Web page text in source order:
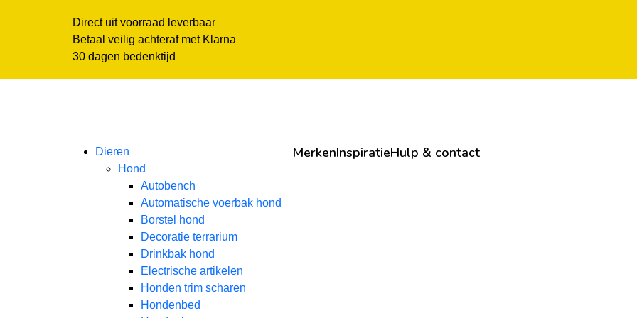
Direct uit voorraad leverbaar
Betaal veilig achteraf met Klarna
30 dagen bedenktijd
Dieren
Hond
Autobench
Automatische voerbak hond
Borstel hond
Decoratie terrarium
Drinkbak hond
Electrische artikelen
Honden trim scharen
Hondenbed
MerkenInspiratieHulp & contact